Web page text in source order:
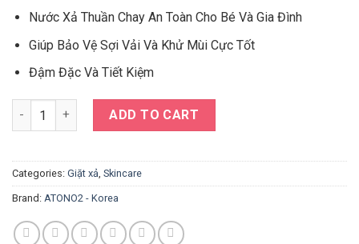
Nước Xả Thuần Chay An Toàn Cho Bé Và Gia Đình
Giúp Bảo Vệ Sợi Vải Và Khử Mùi Cực Tốt
Đậm Đặc Và Tiết Kiệm
Nước Xả Thuần Chay Cho Da Bé Nhạy Cảm – Hương Forest
ADD TO CART
Categories: Giặt xả Skincare
Brand: ATONO2 - Korea